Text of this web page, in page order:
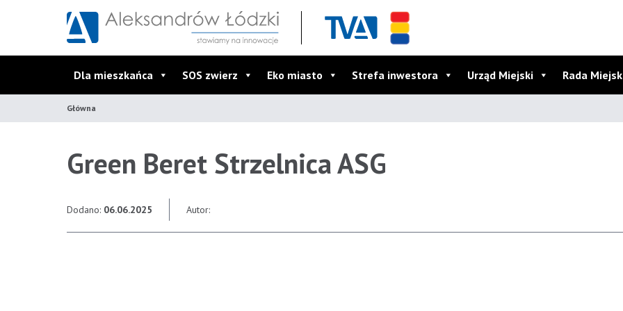
Dla mieszkańca SOS zwierz Eko miasto Strefa inwestora Urząd Miejski Rada
Główna
Green Beret Strzelnica ASG
Dodano: 06.06.2025 Autor: